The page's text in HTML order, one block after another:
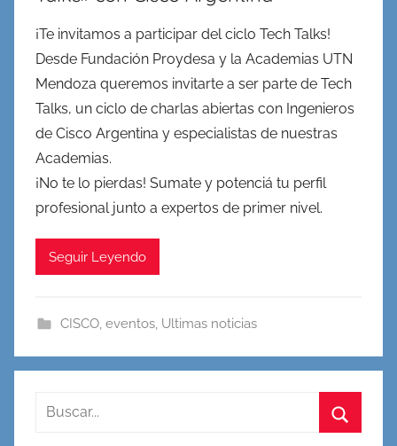
¡Te invitamos a participar del ciclo Tech Talks!
Desde Fundación Proydesa y la Academias UTN
Mendoza queremos invitarte a ser parte de Tech
Talks, un ciclo de charlas abiertas con Ingenieros
de Cisco Argentina y especialistas de nuestras
Academias.
¡No te lo pierdas! Sumate y potenciá tu perfil
profesional junto a expertos de primer nivel.
Seguir Leyendo
CISCO, eventos, Ultimas noticias
Buscar: